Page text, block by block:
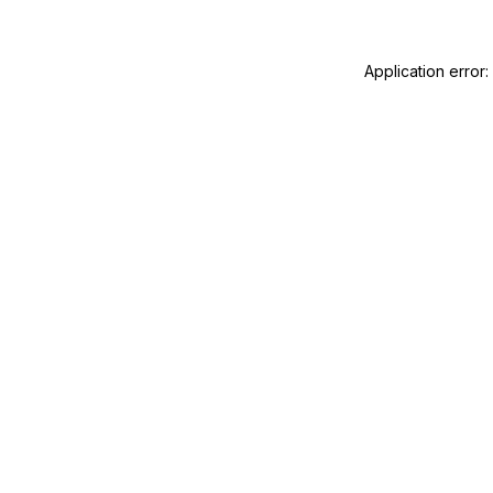
Application